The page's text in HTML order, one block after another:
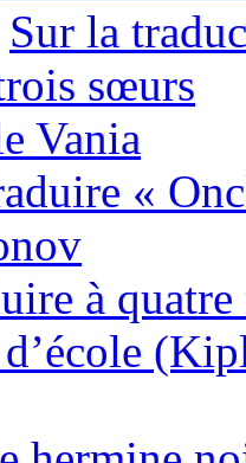
Sur la
sœurs
Vania
«
à quatre